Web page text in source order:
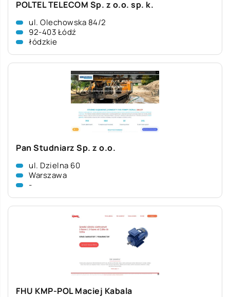
POLTEL TELECOM Sp. z o.o. sp. k.
ul. Olechowska 84/2
92-403 Łódź
łódzkie
Pan Studniarz Sp. z o.o.
ul. Dzielna 60
Warszawa
-
FHU KMP-POL Maciej Kabala